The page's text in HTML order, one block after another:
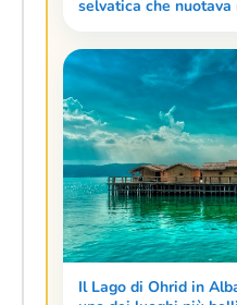
selvatica che nuotava
Il Lago di Ohrid in